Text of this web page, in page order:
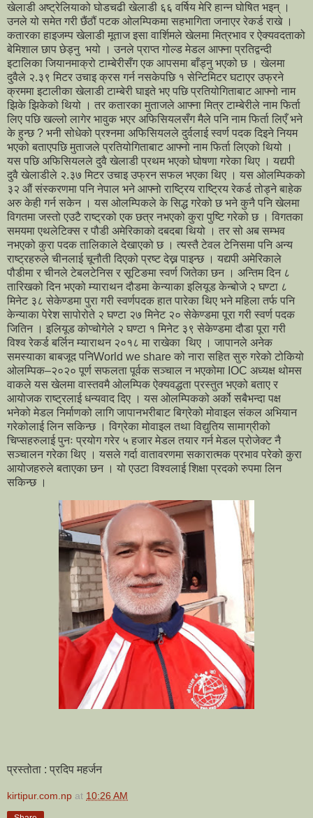
खेलाडी अष्ट्रेलियाको घोडचढी खेलाडी ६६ वर्षिय मेरि हान्न घोषित भइन् ।
उनले यो समेत गरी छैंठौं पटक ओलम्पिकमा सहभागिता जनाएर रेकर्ड राखे ।
कतारका हाइजम्प खेलाडी मूताज इसा वार्शिमले खेलमा मित्रभाव र ऐक्यवदताको
बेमिशाल छाप छेड्नु भयो । उनले प्राप्त गोल्ड मेडल आफ्ना प्रतिद्वन्दी
इटालिका जियानमाक्रो टाम्बेरीसँग एक आपसमा बाँड्नु भएको छ । खेलमा
दुवैले २.३९ मिटर उचाइ क्रस गर्न नसकेपछि १ सेन्टिमिटर घटाएर उफ्रने
क्रममा इटालीका खेलाडी टाम्बेरी घाइते भए पछि प्रतियोगिताबाट आफ्नो नाम
झिके झिकेको थियो । तर कतारका मुताजले आफ्ना मित्र टाम्बेरीले नाम फिर्ता
लिए पछि खल्लो लागेर भावुक भएर अफिसियलसँग मैले पनि नाम फिर्ता लिएँ भने
के हुन्छ ? भनी सोधेको प्रश्नमा अफिसियलले दुर्वलाई स्वर्ण पदक दिइने नियम
भएको बताएपछि मुताजले प्रतियोगिताबाट आफ्नो नाम फिर्ता लिएको थियो ।
यस पछि अफिसियलले दुवै खेलाडी प्रथम भएको घोषणा गरेका थिए । यद्यपी
दुवै खेलाडीले २.३७ मिटर उचाइ उफ्रन सफल भएका थिए । यस ओलम्पिकको
३२ औं संस्करणमा पनि नेपाल भने आफ्नो राष्ट्रिय राष्ट्रिय रेकर्ड तोड्ने बाहेक
अरु केही गर्न सकेन । यस ओलम्पिकले के सिद्ध गरेको छ भने कुनै पनि खेलमा
विगतमा जस्तो एउटै राष्ट्रको एक छत्र नभएको कुरा पुष्टि गरेको छ । विगतका
समयमा एथलेटिक्स र पौडी अमेरिकाको दबदबा थियो । तर सो अब सम्भव
नभएको कुरा पदक तालिकाले देखाएको छ । त्यस्तै टेवल टेनिसमा पनि अन्य
राष्ट्रहरुले चीनलाई चूनौती दिएको प्रष्ट देख्न पाइन्छ । यद्यपी अमेरिकाले
पौडीमा र चीनले टेबलटेनिस र सूटिङमा स्वर्ण जितेका छन । अन्तिम दिन ८
तारिखको दिन भएको म्याराथन दौडमा केन्याका इलियूड केन्बोजे २ घण्टा ८
मिनेट ३८ सेकेण्डमा पुरा गरी स्वर्णपदक हात पारेका थिए भने महिला तर्फ पनि
केन्याका पेरेश सापोरोते २ घण्टा २७ मिनेट २० सेकेण्डमा पूरा गरी स्वर्ण पदक
जितिन । इलियूड कोप्चोगेले २ घण्टा १ मिनेट ३९ सेकेण्डमा दौडा पूरा गरी
विश्व रेकर्ड बर्लिन म्याराथन २०१८ मा राखेका थिए । जापानले अनेक
समस्याका बाबजूद पनिWorld we share को नारा सहित सुरु गरेको टोकियो
ओलम्पिक–२०२० पूर्ण सफलता पूर्वक सञ्चाल न भएकोमा IOC अध्यक्ष थोमस
वाकले यस खेलमा वास्तवमै ओलम्पिक ऐक्यवद्धता प्रस्तुत भएको बताए र
आयोजक राष्ट्रलाई धन्यवाद दिए । यस ओलम्पिकको अर्को सबैभन्दा पक्ष
भनेको मेडल निर्माणको लागि जापानभरीबाट बिग्रेको मोवाइल संकल अभियान
गरेकोलाई लिन सकिन्छ । विग्रेका मोवाइल तथा विद्युतिय सामाग्रीको
चिप्सहरुलाई पुनः प्रयोग गरेर ५ हजार मेडल तयार गर्न मेडल प्रोजेक्ट नै
सञ्चालन गरेका थिए । यसले गर्दा वातावरणमा सकारात्मक प्रभाव परेको कुरा
आयोजहरुले बताएका छन । यो एउटा विश्वलाई शिक्षा प्रदको रुपमा लिन
सकिन्छ ।
प्रस्तोता : प्रदिप महर्जन
kirtipur.com.np at 10:26 AM